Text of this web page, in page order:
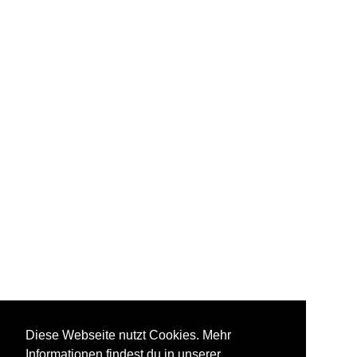
Diese Webseite nutzt Cookies. Mehr